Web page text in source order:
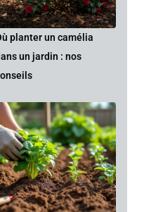
planter un camélia
un jardin : nos